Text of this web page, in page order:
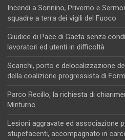
Incendi a Sonnino, Priverno e
squadre a terra dei vigili del Fuoco
Giudice di Pace di Gaeta senza
lavoratori ed utenti in difficoltà
Scarichi, porto e delocalizzazione
della coalizione progressista di
Parco Recillo, la richiesta di
Minturno
Lesioni aggravate ed associazione
stupefacenti, accompagnato in